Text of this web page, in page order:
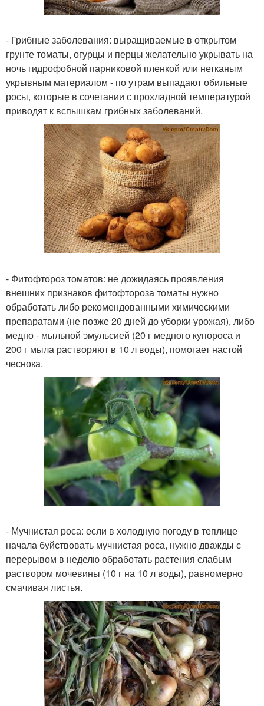
- Грибные заболевания: выращиваемые в открытом
грунте томаты, огурцы и перцы желательно укрывать на
ночь гидрофобной парниковой пленкой или нетканым
укрывным материалом - по утрам выпадают обильные
росы, которые в сочетании с прохладной температурой
приводят к вспышкам грибных заболеваний.
- Фитофтороз томатов: не дожидаясь проявления
внешних признаков фитофтороза томаты нужно
обработать либо рекомендованными химическими
препаратами (не позже 20 дней до уборки урожая), либо
медно - мыльной эмульсией (20 г медного купороса и
200 г мыла растворяют в 10 л воды), помогает настой
чеснока.
- Мучнистая роса: если в холодную погоду в теплице
начала буйствовать мучнистая роса, нужно дважды с
перерывом в неделю обработать растения слабым
раствором мочевины (10 г на 10 л воды), равномерно
смачивая листья.